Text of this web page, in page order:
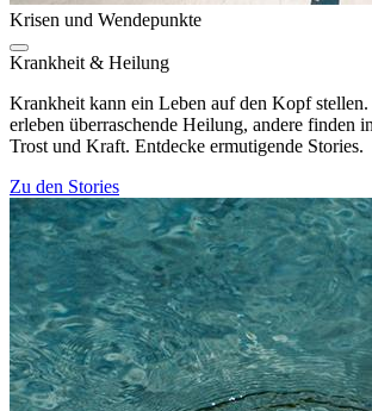
Krisen und Wendepunkte
Krankheit & Heilung
Krankheit kann ein Leben auf den Kopf stellen.
erleben überraschende Heilung, andere finden
Trost und Kraft. Entdecke ermutigende Stories.
Zu den Stories